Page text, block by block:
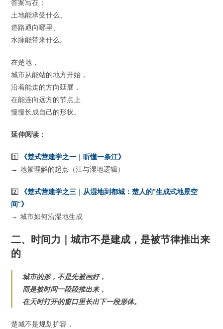
答案写在：
土地能承受什么、
道路通向哪里、
水脉能带来什么。
在楚地，
城市从能站的地方开始，
沿着能走的方向延展，
在能连向远方的节点上
慢慢长成自己的形状。
延伸阅读：
1️⃣
《楚式营建学之一｜听懂一条江》
→ 地景理解的起点（江与湿地逻辑）
2️⃣
《楚式营建学之三｜从湿地到都城：楚人的”生成式地景空
间”》
→ 城市如何沿湿地生成
二、时间力｜城市不是建成，是被节律推出来
的
城市的形，不是先被画好，
而是被时间一段段推出来，
在天时打开的窗口里长出下一段形体。
楚城不是规划扩容，